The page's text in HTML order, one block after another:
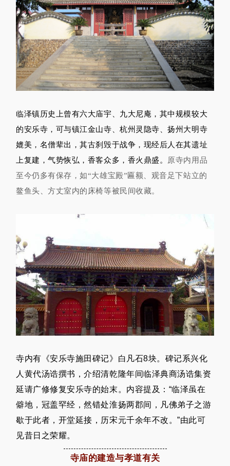
临泽镇历史上曾有六大庙宇、九大尼庵，其中规模较大
的安乐寺，可与镇江金山寺、杭州灵隐寺、扬州大明寺
媲美，名僧辈出，其古刹毁于战争，现经后人在其遗址
上复建，气势恢弘，香客众多，香火鼎盛。
原寺内用品
至今仍多有保存，如“大雄宝殿”匾额、观音足下站立的
鳌鱼头、方丈室内的床椅等被民间收藏。
寺内有《安乐寺施田碑记》白凡石8块。碑记系兴化
人黄代汤诰撰书，介绍清乾隆年间临泽典商汤诰集资
延请广修修复安乐寺的始末。内容提及：“临泽虽在
僻地，冠盖罕经，然错处淮扬两郡间，凡佛弟子之游
歇于此者，开堂延接，历宋元千余年不改。”由此可
见昔日之荣耀。
寺庙的建造与孝道有关